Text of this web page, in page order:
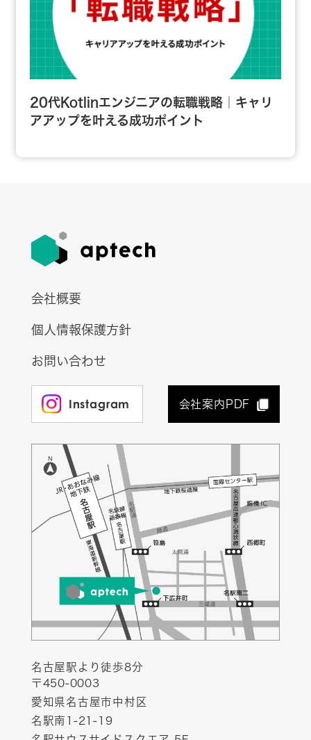
20代Kotlinエンジニアの転職戦略｜キャリ
アアップを叶える成功ポイント
会社概要
個人情報保護方針
お問い合わせ
Instagram 会社案内PDF
名古屋駅より徒歩8分
〒450-0003
愛知県名古屋市中村区
名駅南1-21-19